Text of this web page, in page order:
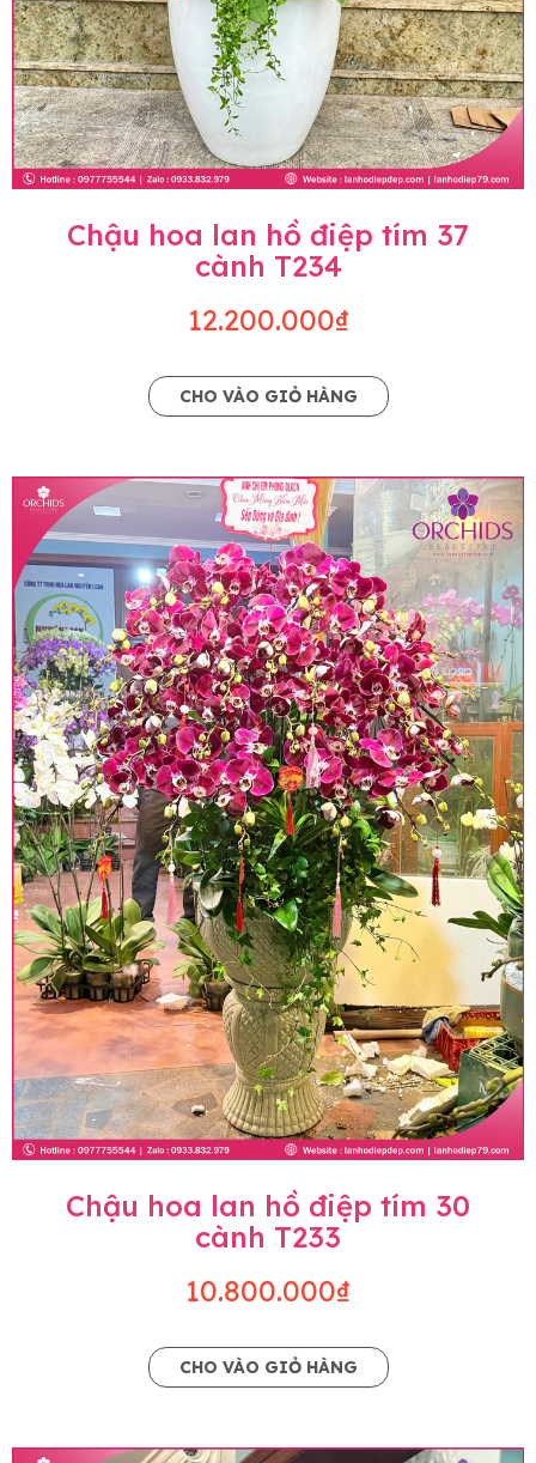
Chậu hoa lan hồ điệp tím 37
cành T234
12.200.000₫
CHO VÀO GIỎ HÀNG
Chậu hoa lan hồ điệp tím 30
cành T233
10.800.000₫
CHO VÀO GIỎ HÀNG